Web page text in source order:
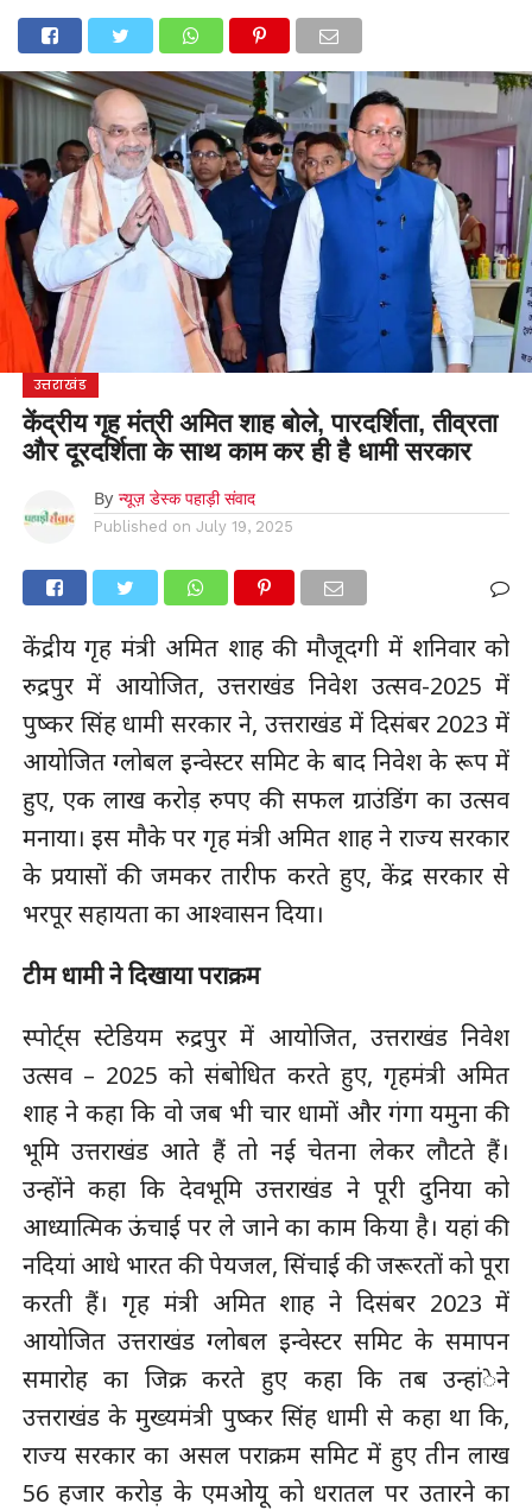
उत्तराखंडअल्मोड़ाउत्तरकाशीउधम सिंह नगर चंपावतचमोलीटिहरी गढ़वाल
देहरादूननैनीतालपिथौरागढ़पौड़ी गढ़वालबागेश्वर रुद्रप्रयागहरिद्वार
दुनिया
उत्तराखंड
केंद्रीय गृह मंत्री अमित शाह बोले, पारदर्शिता, तीव्रता
और दूरदर्शिता के साथ काम कर ही है धामी सरकार
By न्यूज़ डेस्क पहाड़ी संवाद
Published on July 19, 2025
केंद्रीय गृह मंत्री अमित शाह की मौजूदगी में शनिवार को
रुद्रपुर में आयोजित, उत्तराखंड निवेश उत्सव-2025 में
पुष्कर सिंह धामी सरकार ने, उत्तराखंड में दिसंबर 2023 में
आयोजित ग्लोबल इन्वेस्टर समिट के बाद निवेश के रूप में
हुए, एक लाख करोड़ रुपए की सफल ग्राउंडिंग का उत्सव
मनाया। इस मौके पर गृह मंत्री अमित शाह ने राज्य सरकार
के प्रयासों की जमकर तारीफ करते हुए, केंद्र सरकार से
भरपूर सहायता का आश्वासन दिया।
टीम धामी ने दिखाया पराक्रम
स्पोर्ट्स स्टेडियम रुद्रपुर में आयोजित, उत्तराखंड निवेश
उत्सव – 2025 को संबोधित करते हुए, गृहमंत्री अमित
शाह ने कहा कि वो जब भी चार धामों और गंगा यमुना की
भूमि उत्तराखंड आते हैं तो नई चेतना लेकर लौटते हैं।
उन्होंने कहा कि देवभूमि उत्तराखंड ने पूरी दुनिया को
आध्यात्मिक ऊंचाई पर ले जाने का काम किया है। यहां की
नदियां आधे भारत की पेयजल, सिंचाई की जरूरतों को पूरा
करती हैं। गृह मंत्री अमित शाह ने दिसंबर 2023 में
आयोजित उत्तराखंड ग्लोबल इन्वेस्टर समिट के समापन
समारोह का जिक्र करते हुए कहा कि तब उन्हांेने
उत्तराखंड के मुख्यमंत्री पुष्कर सिंह धामी से कहा था कि,
राज्य सरकार का असल पराक्रम समिट में हुए तीन लाख
56 हजार करोड़ के एमओयू को धरातल पर उतारने का